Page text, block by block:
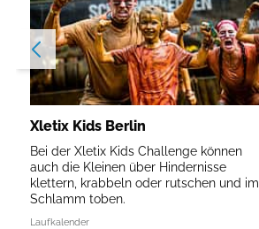
Xletix Kids Berlin
Bei der Xletix Kids Challenge können
auch die Kleinen über Hindernisse
klettern, krabbeln oder rutschen und im
Schlamm toben.
Laufkalender